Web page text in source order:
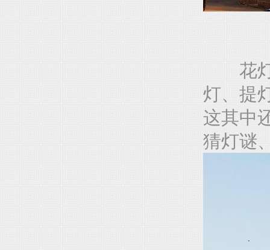
花灯
灯、提
这其中
猜灯谜